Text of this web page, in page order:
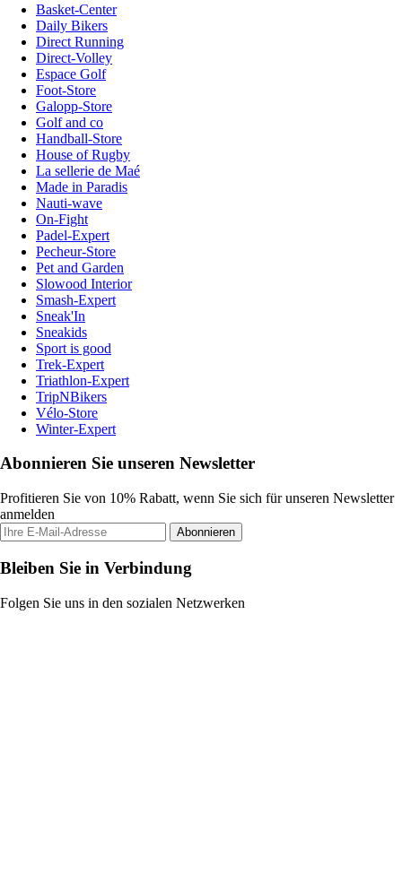
Basket-Center
Daily Bikers
Direct Running
Direct-Volley
Espace Golf
Foot-Store
Galopp-Store
Golf and co
Handball-Store
House of Rugby
La sellerie de Maé
Made in Paradis
Nauti-wave
On-Fight
Padel-Expert
Pecheur-Store
Pet and Garden
Slowood Interior
Smash-Expert
Sneak'In
Sneakids
Sport is good
Trek-Expert
Triathlon-Expert
TripNBikers
Vélo-Store
Winter-Expert
Abonnieren Sie unseren Newsletter
Profitieren Sie von 10% Rabatt, wenn Sie sich für unseren Newsletter
anmelden
Abonnieren
Bleiben Sie in Verbindung
Folgen Sie uns in den sozialen Netzwerken